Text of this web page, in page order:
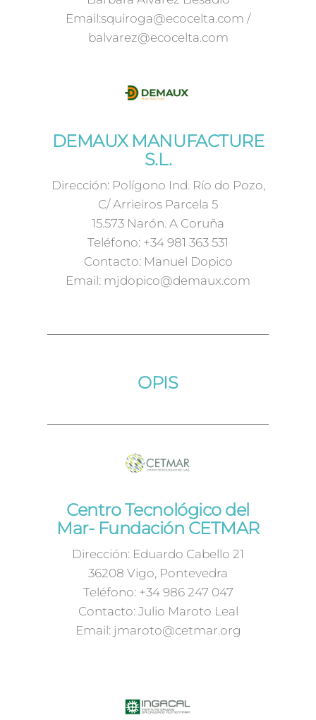
Email:squiroga@ecocelta.com /
balvarez@ecocelta.com
DEMAUX MANUFACTURE
S.L.
Dirección: Polígono Ind. Río do Pozo,
C/ Arrieiros Parcela 5
15.573 Narón. A Coruña
Teléfono: +34 981 363 531
Contacto: Manuel Dopico
Email: mjdopico@demaux.com
OPIS
Centro Tecnológico del
Mar- Fundación CETMAR
Dirección: Eduardo Cabello 21
36208 Vigo, Pontevedra
Teléfono: +34 986 247 047
Contacto: Julio Maroto Leal
Email: jmaroto@cetmar.org